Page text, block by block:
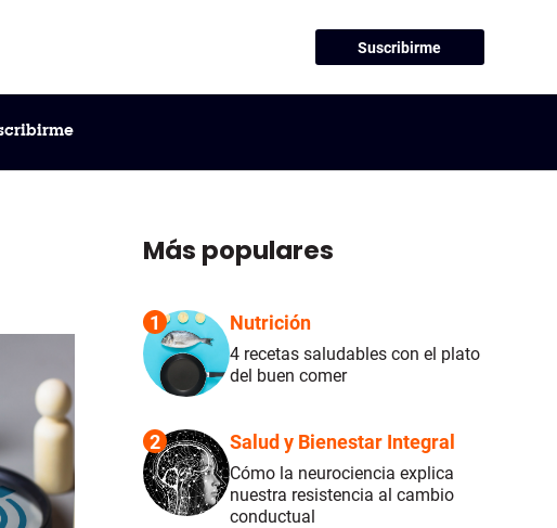
Suscribirme
Más populares
1 Nutrición
4 recetas saludables con el plato
del buen comer
2 Salud y Bienestar Integral
Cómo la neurociencia explica
nuestra resistencia al cambio
conductual